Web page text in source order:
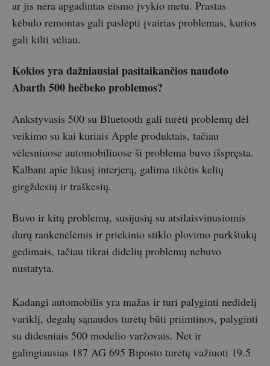
ar jis nėra apgadintas eismo įvykio metu. Prastas
kėbulo remontas gali paslėpti įvairias problemas, kurios
gali kilti vėliau.
Kokios yra dažniausiai pasitaikančios naudoto
Abarth 500 hečbeko problemos?
Ankstyvasis 500 su Bluetooth gali turėti problemų dėl
veikimo su kai kuriais Apple produktais, tačiau
vėlesniuose automobiliuose ši problema buvo išspręsta.
Kalbant apie likusį interjerą, galima tikėtis kelių
girgždesių ir traškesių.
Buvo ir kitų problemų, susijusių su atsilaisvinusiomis
durų rankenėlėmis ir priekinio stiklo plovimo purkštukų
gedimais, tačiau tikrai didelių problemų nebuvo
nustatyta.
Kadangi automobilis yra mažas ir turi palyginti nedidelį
variklį, degalų sąnaudos turėtų būti priimtinos, palyginti
su didesniais 500 modelio varžovais. Net ir
galingiausias 187 AG 695 Biposto turėtų važiuoti 19.5